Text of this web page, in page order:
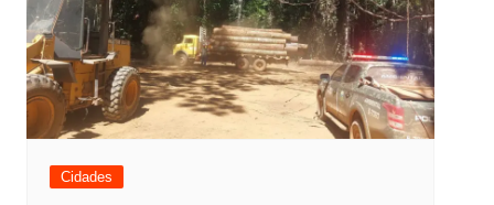
Cidades